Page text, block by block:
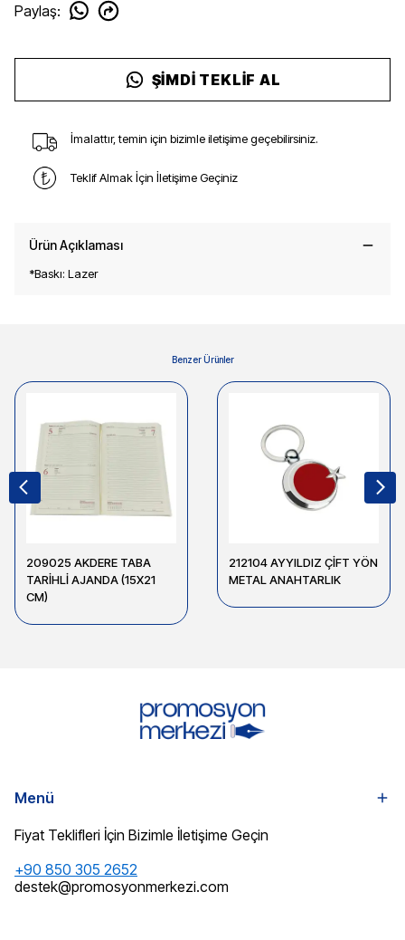
Paylaş:
ŞIMDI TEKLIF AL
İmalattır, temin için bizimle iletişime geçebilirsiniz.
Teklif Almak İçin İletişime Geçiniz
Ürün Açıklaması
*Baskı: Lazer
Benzer Ürünler
209025 AKDERE TABA
TARİHLİ AJANDA (15X21
CM)
212104 AYYILDIZ ÇİFT YÖN
METAL ANAHTARLIK
Menü
Fiyat Teklifleri İçin Bizimle İletişime Geçin
+90 850 305 2652
destek@promosyonmerkezi.com